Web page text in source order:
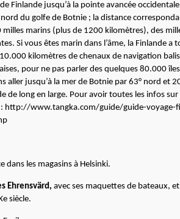
Finlande jusqu’à la pointe avancée
du golfe de Botnie ; la distance
marins (plus de 1200 kilomètres), des
Si vous êtes marin dans l’âme, la Finlande a
kilomètres de chenaux de navigation
pour ne pas parler des quelques 80.000
aller jusqu’à la mer de Botnie par 63° nord et
de long en large. Pour avoir toutes les infos
: http://www.tangka.com/guide/guide-voyage-
dans les magasins à Helsinki.
Ehrensvärd, avec ses maquettes de bateaux, et
siècle.